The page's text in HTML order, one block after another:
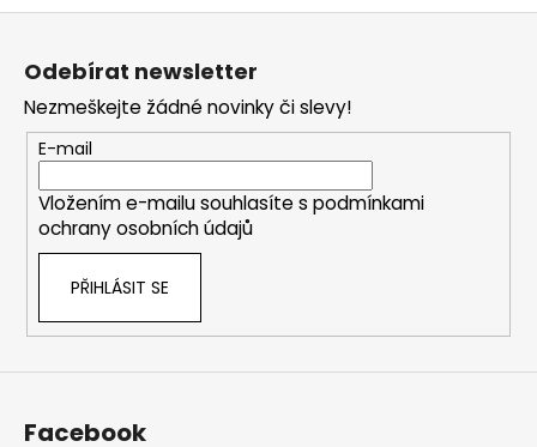
Z
Odebírat newsletter
Nezmeškejte žádné novinky či slevy!
E-mail
Vložením e-mailu souhlasíte s podmínkami
ochrany osobních údajů
PŘIHLÁSIT SE
Facebook